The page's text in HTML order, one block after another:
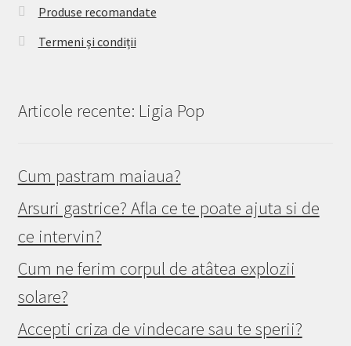
Produse recomandate
Termeni și condiții
Articole recente: Ligia Pop
Cum pastram maiaua?
Arsuri gastrice? Afla ce te poate ajuta si de
ce intervin?
Cum ne ferim corpul de atâtea explozii
solare?
Accepti criza de vindecare sau te sperii?